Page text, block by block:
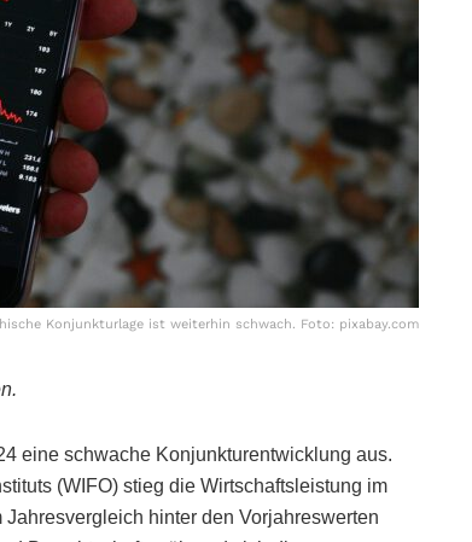
Konjunkturlage ist weiterhin schwach. Foto: pixabay.com
eine schwache Konjunkturentwicklung aus.
(WIFO) stieg die Wirtschaftsleistung im
hinter den Vorjahreswerten